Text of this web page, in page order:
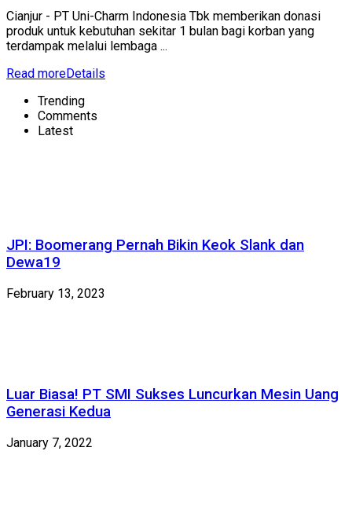
Cianjur - PT Uni-Charm Indonesia Tbk memberikan donasi
produk untuk kebutuhan sekitar 1 bulan bagi korban yang
terdampak melalui lembaga ...
Read moreDetails
Trending
Comments
Latest
JPI: Boomerang Pernah Bikin Keok Slank dan
Dewa19
February 13, 2023
Luar Biasa! PT SMI Sukses Luncurkan Mesin Uang
Generasi Kedua
January 7, 2022